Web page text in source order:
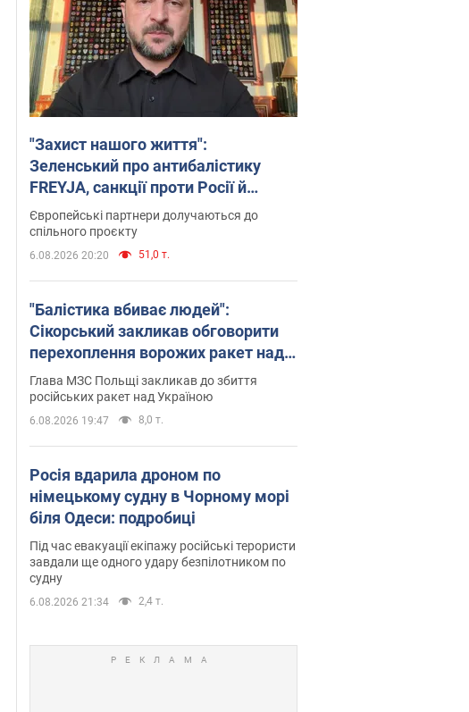
"Захист нашого життя":
Зеленський про антибалістику
FREYJA, санкції проти Росії й
підтримку аграріїв. Відео
Європейські партнери долучаються до
спільного проєкту
6.08.2026 20:20 51,0 т.
"Балістика вбиває людей":
Сікорський закликав обговорити
перехоплення ворожих ракет над
Україною
Глава МЗС Польщі закликав до збиття
російських ракет над Україною
6.08.2026 19:47 8,0 т.
Росія вдарила дроном по
німецькому судну в Чорному морі
біля Одеси: подробиці
Під час евакуації екіпажу російські терористи
завдали ще одного удару безпілотником по
судну
6.08.2026 21:34 2,4 т.